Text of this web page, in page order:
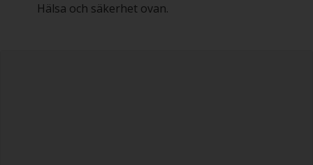
Hälsa och säkerhet ovan.